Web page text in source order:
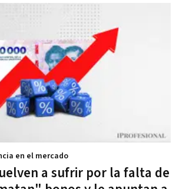
a sufrir por la falta de
en el mercado